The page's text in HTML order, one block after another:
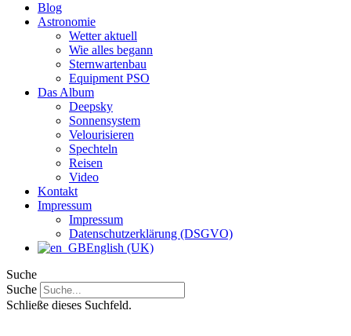
Blog
Astronomie
Wetter aktuell
Wie alles begann
Sternwartenbau
Equipment PSO
Das Album
Deepsky
Sonnensystem
Velourisieren
Spechteln
Reisen
Video
Kontakt
Impressum
Impressum
Datenschutzerklärung (DSGVO)
English (UK)
Suche
Suche
Schließe dieses Suchfeld.